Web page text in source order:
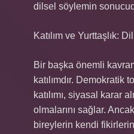
dilsel söylemin
Katılım ve Yurttaşlık:
Bir başka önemli
katılımdır. Demokratik
katılımı, siyasal karar
olmalarını sağlar.
bireylerin kendi